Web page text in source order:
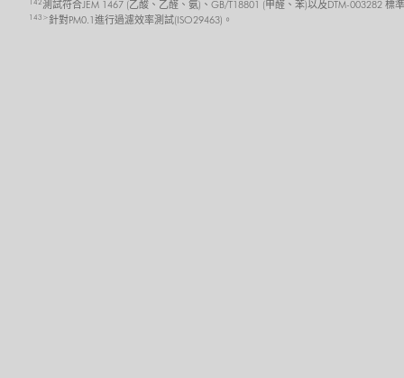
142 測試符合JEM 1467 (乙酸、乙醛、氨)、GB/T18801 (甲醛、苯)以及DTM-003282 標
143> 針對PM0.1進行過濾效率測試(ISO29463)。